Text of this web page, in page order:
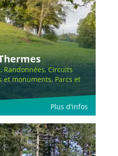
Randonnées, Circuits
et monuments, Parcs et
Plus d'infos